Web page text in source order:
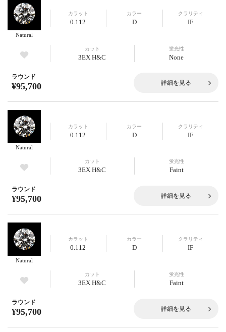
Natural
カラット
0.112
カラー
D
クラリティ
IF
カット
3EX H&C
蛍光性
None
ラウンド
¥95,700 詳細を見る
Natural
カラット
0.112
カラー
D
クラリティ
IF
カット
3EX H&C
蛍光性
Faint
ラウンド
¥95,700 詳細を見る
Natural
カラット
0.112
カラー
D
クラリティ
IF
カット
3EX H&C
蛍光性
Faint
ラウンド
¥95,700 詳細を見る